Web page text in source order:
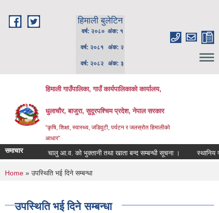
हिमाली बुलेटिन
वर्ष: २०८० अंक: १
वर्ष: २०८१ अंक: २
वर्ष: २०८२ अंक: ३
हिमाली गाउँपालिका, गाउँ कार्यपालिकाकाे कार्यालय,
धुलाचौर, बाजुरा, सुदूरपश्चिम प्रदेश, नेपाल सरकार
“कृषि, शिक्षा, स्वास्थ्य, जडिवुटी, पर्यटन र जलस्रोत हिमालीको
आधार”
समाचार चालु आ.व. को भुक्तानी तथा खाता बन्द सम्बन्धी सूचना । स्थानिय
You are here
Home » उपस्थिति भई दिने सम्बन्धा
उपस्थिति भई दिने सम्बन्धा